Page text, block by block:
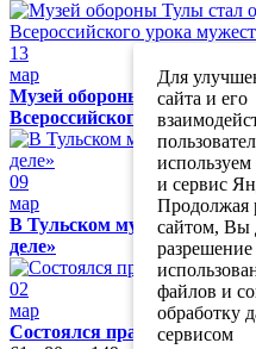
13
мар
Музей обороны Тулы стал
Всероссийского урока
09
мар
В Тульском музейном
деле»
02
мар
Состоялся праздник «Музей
Для
сайта и его
и сервис
Продолжая
сайтом, Вы
разрешение
файлов и
обработку
сервисом